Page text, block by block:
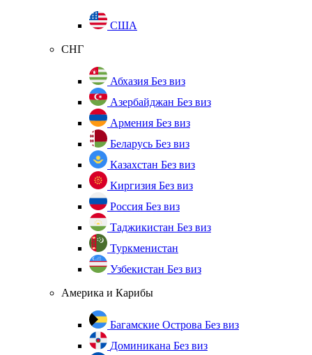
США
СНГ
Абхазия Без виз
Азербайджан Без виз
Армения Без виз
Беларусь Без виз
Казахстан Без виз
Киргизия Без виз
Россия Без виз
Таджикистан Без виз
Туркменистан
Узбекистан Без виз
Америка и Карибы
Багамские Острова Без виз
Доминикана Без виз